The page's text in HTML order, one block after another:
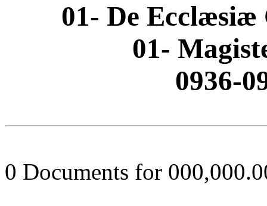
01- De
01-
0936-
0 Documents for